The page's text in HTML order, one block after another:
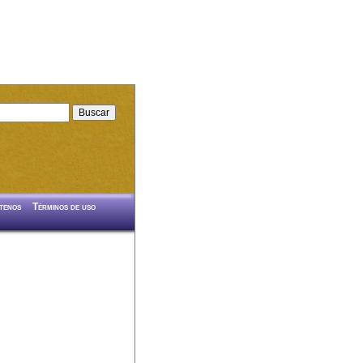
Términos de uso